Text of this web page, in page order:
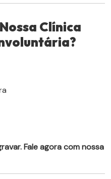
Clínica
Fale agora com nossa